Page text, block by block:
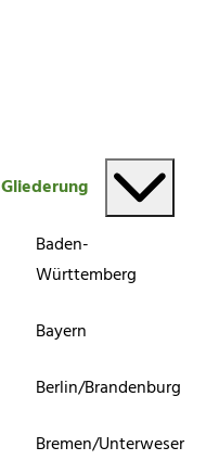
Gliederung
Baden-
Württemberg
Bayern
Berlin/Brandenburg
Bremen/Unterweser